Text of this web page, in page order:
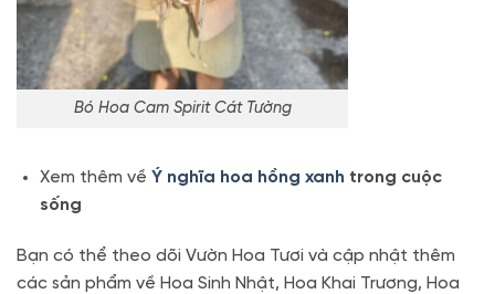
Bó Hoa Cam Spirit Cát Tường
Xem thêm về Ý nghĩa hoa hồng xanh trong cuộc
sống
Bạn có thể theo dõi Vườn Hoa Tươi và cập nhật thêm
các sản phẩm về Hoa Sinh Nhật, Hoa Khai Trương, Hoa